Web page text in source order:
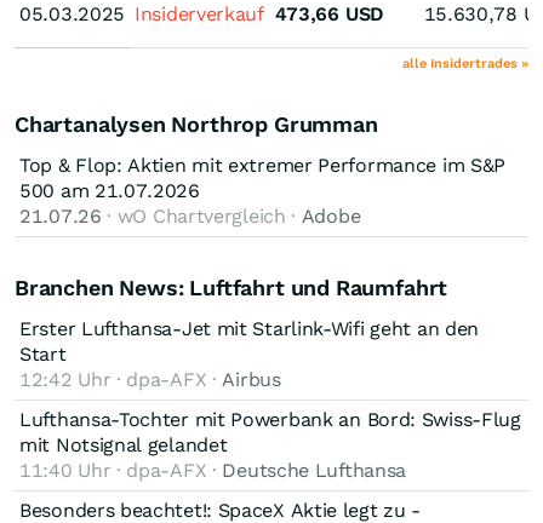
05.03.2025
05.03.2025 Insiderverkauf 473,66 USD 15.630,78
alle Insidertrades »
Chartanalysen Northrop Grumman
Top & Flop: Aktien mit extremer Performance im S&P
500 am 21.07.2026
21.07.26 · wO Chartvergleich · Adobe
Branchen News: Luftfahrt und Raumfahrt
Erster Lufthansa-Jet mit Starlink-Wifi geht an den
Start
12:42 Uhr · dpa-AFX · Airbus
Lufthansa-Tochter mit Powerbank an Bord: Swiss-Flug
mit Notsignal gelandet
11:40 Uhr · dpa-AFX · Deutsche Lufthansa
Besonders beachtet!: SpaceX Aktie legt zu -